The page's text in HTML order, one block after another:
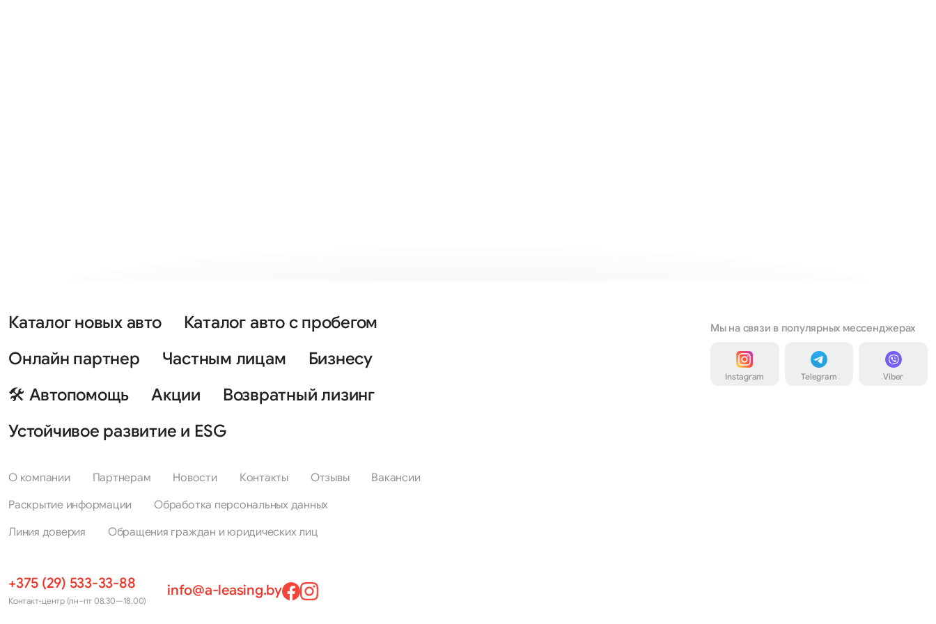
Каталог новых авто
Каталог авто с пробегом
Онлайн партнер
Частным лицам
Бизнесу
🛠 Автопомощь
Акции
Возвратный лизинг
Устойчивое развитие и ESG
О компании Партнерам Новости Контакты Отзывы
Вакансии
Раскрытие информации
Обработка персональных данных
Линия доверия
Обращения граждан и юридических лиц
+375 (29) 533-33-88
Контакт-центр (пн–пт 08.30—18.00)
info@a-leasing.by
Мы на связи в популярных мессенджерах
Instagram Telegram Viber